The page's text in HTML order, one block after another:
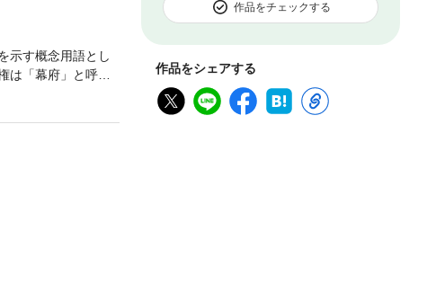
作品をチェックする
作品をシェアする
示す概念用語とし
「幕府」と呼ば
った「武士」の本
『読史余論』や
るのか？武家政
府」の概念は明
をめぐる議論に
、「日本史の常
見たか：『国史